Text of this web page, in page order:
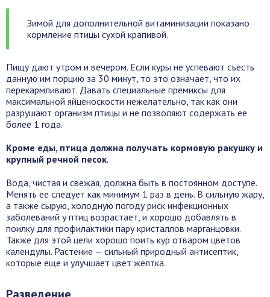
Зимой для дополнительной витаминизации показано
кормление птицы сухой крапивой.
Пищу дают утром и вечером. Если куры не успевают съесть
данную им порцию за 30 минут, то это означает, что их
перекармливают. Давать специальные премиксы для
максимальной яйценоскости нежелательно, так как они
разрушают организм птицы и не позволяют содержать ее
более 1 года.
Кроме еды, птица должна получать кормовую ракушку и
крупный речной песок.
Вода, чистая и свежая, должна быть в постоянном доступе.
Менять ее следует как минимум 1 раз в день. В сильную жару,
а также сырую, холодную погоду риск инфекционных
заболеваний у птиц возрастает, и хорошо добавлять в
поилку для профилактики пару кристаллов марганцовки.
Также для этой цели хорошо поить кур отваром цветов
календулы. Растение — сильный природный антисептик,
которые еще и улучшает цвет желтка.